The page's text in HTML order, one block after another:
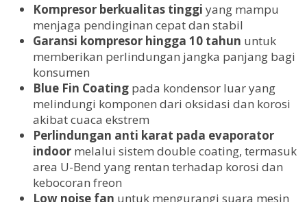
Kompresor berkualitas tinggi yang mampu
menjaga pendinginan cepat dan stabil
Garansi kompresor hingga 10 tahun untuk
memberikan perlindungan jangka panjang bagi
konsumen
Blue Fin Coating pada kondensor luar yang
melindungi komponen dari oksidasi dan korosi
akibat cuaca ekstrem
Perlindungan anti karat pada evaporator
indoor melalui sistem double coating, termasuk
area U-Bend yang rentan terhadap korosi dan
kebocoran freon
Low noise fan untuk mengurangi suara mesin